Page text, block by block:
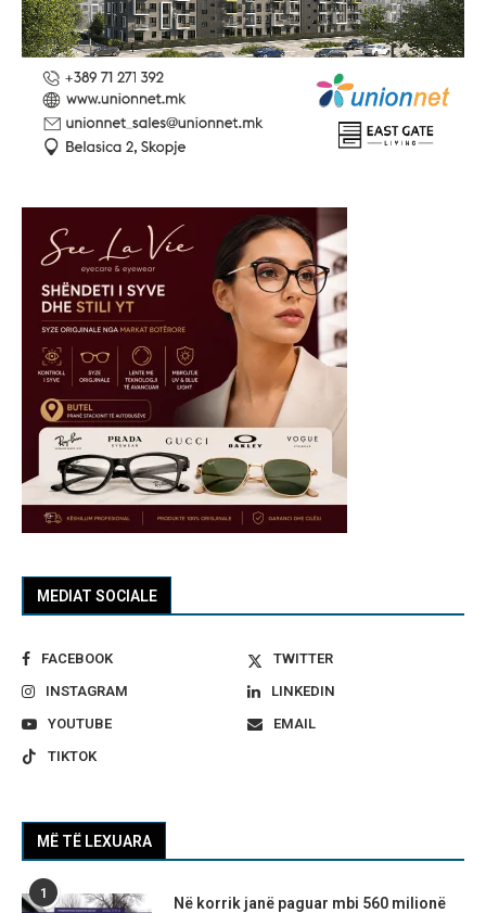
MEDIAT SOCIALE
FACEBOOK
TWITTER
INSTAGRAM
LINKEDIN
YOUTUBE
EMAIL
TIKTOK
MË TË LEXUARA
1
Në korrik janë paguar mbi 560 milionë